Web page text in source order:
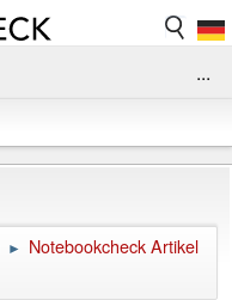
...
► Notebookcheck Artikel